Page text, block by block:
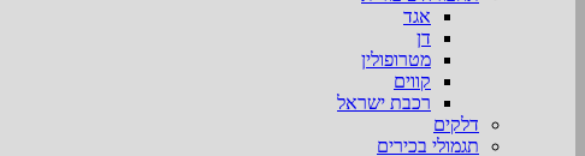
אגד
דן
מטרופולין
קווים
רכבת ישראל
דלקים
תגמולי בכירים